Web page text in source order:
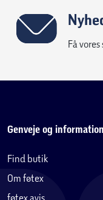
Få
Genveje og information
Find butik
Om føtex
føtex avis